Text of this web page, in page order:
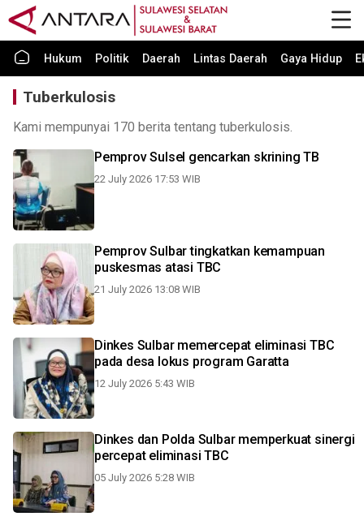
Hukum Politik Daerah Lintas Daerah Gaya Hidup
Tuberkulosis
Kami mempunyai 170 berita tentang tuberkulosis.
Pemprov Sulsel gencarkan skrining TB
22 July 2026 17:53 WIB
Pemprov Sulbar tingkatkan kemampuan
puskesmas atasi TBC
21 July 2026 13:08 WIB
Dinkes Sulbar memercepat eliminasi TBC
pada desa lokus program Garatta
12 July 2026 5:43 WIB
Dinkes dan Polda Sulbar memperkuat sinergi
percepat eliminasi TBC
05 July 2026 5:28 WIB